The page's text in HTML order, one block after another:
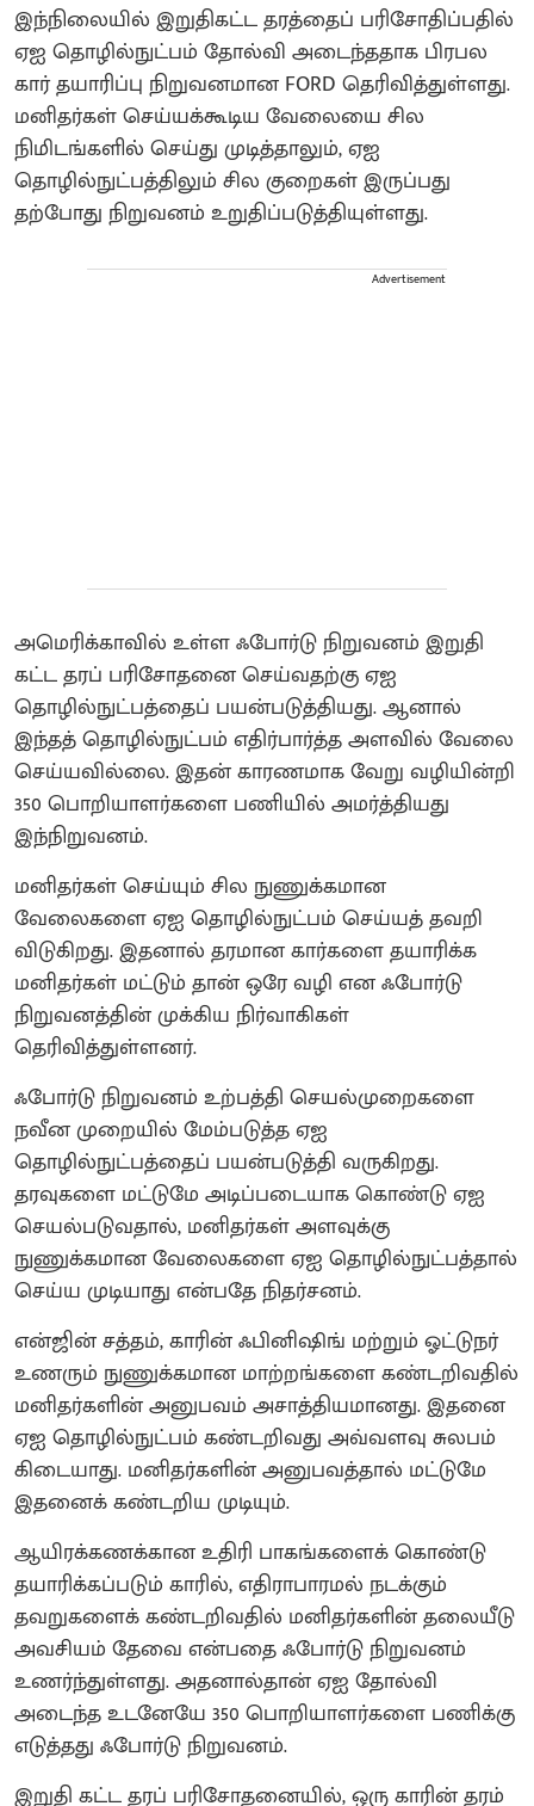
இந்நிலையில் இறுதிகட்ட தரத்தைப் பரிசோதிப்பதில்
ஏஐ தொழில்நுட்பம் தோல்வி அடைந்ததாக பிரபல
கார் தயாரிப்பு நிறுவனமான FORD தெரிவித்துள்ளது.
மனிதர்கள் செய்யக்கூடிய வேலையை சில
நிமிடங்களில் செய்து முடித்தாலும், ஏஐ
தொழில்நுட்பத்திலும் சில குறைகள் இருப்பது
தற்போது நிறுவனம் உறுதிப்படுத்தியுள்ளது.
Advertisement
அமெரிக்காவில் உள்ள ஃபோர்டு நிறுவனம் இறுதி
கட்ட தரப் பரிசோதனை செய்வதற்கு ஏஐ
தொழில்நுட்பத்தைப் பயன்படுத்தியது. ஆனால்
இந்தத் தொழில்நுட்பம் எதிர்பார்த்த அளவில் வேலை
செய்யவில்லை. இதன் காரணமாக வேறு வழியின்றி
350 பொறியாளர்களை பணியில் அமர்த்தியது
இந்நிறுவனம்.
மனிதர்கள் செய்யும் சில நுணுக்கமான
வேலைகளை ஏஐ தொழில்நுட்பம் செய்யத் தவறி
விடுகிறது. இதனால் தரமான கார்களை தயாரிக்க
மனிதர்கள் மட்டும் தான் ஒரே வழி என ஃபோர்டு
நிறுவனத்தின் முக்கிய நிர்வாகிகள்
தெரிவித்துள்ளனர்.
ஃபோர்டு நிறுவனம் உற்பத்தி செயல்முறைகளை
நவீன முறையில் மேம்படுத்த ஏஐ
தொழில்நுட்பத்தைப் பயன்படுத்தி வருகிறது.
தரவுகளை மட்டுமே அடிப்படையாக கொண்டு ஏஐ
செயல்படுவதால், மனிதர்கள் அளவுக்கு
நுணுக்கமான வேலைகளை ஏஐ தொழில்நுட்பத்தால்
செய்ய முடியாது என்பதே நிதர்சனம்.
என்ஜின் சத்தம், காரின் ஃபினிஷிங் மற்றும் ஓட்டுநர்
உணரும் நுணுக்கமான மாற்றங்களை கண்டறிவதில்
மனிதர்களின் அனுபவம் அசாத்தியமானது. இதனை
ஏஐ தொழில்நுட்பம் கண்டறிவது அவ்வளவு சுலபம்
கிடையாது. மனிதர்களின் அனுபவத்தால் மட்டுமே
இதனைக் கண்டறிய முடியும்.
ஆயிரக்கணக்கான உதிரி பாகங்களைக் கொண்டு
தயாரிக்கப்படும் காரில், எதிராபாரமல் நடக்கும்
தவறுகளைக் கண்டறிவதில் மனிதர்களின் தலையீடு
அவசியம் தேவை என்பதை ஃபோர்டு நிறுவனம்
உணர்ந்துள்ளது. அதனால்தான் ஏஐ தோல்வி
அடைந்த உடனேயே 350 பொறியாளர்களை பணிக்கு
எடுத்தது ஃபோர்டு நிறுவனம்.
இறுதி கட்ட தரப் பரிசோதனையில், ஒரு காரின் தரம்